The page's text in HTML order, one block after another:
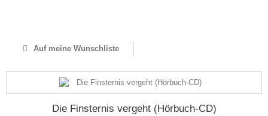
Auf meine Wunschliste
Die Finsternis vergeht (Hörbuch-CD)